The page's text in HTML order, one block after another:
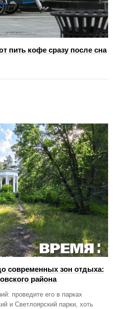
пить кофе сразу после сна
современных зон отдыха:
района
проведите его в парках
и Светлоярский парки, хоть